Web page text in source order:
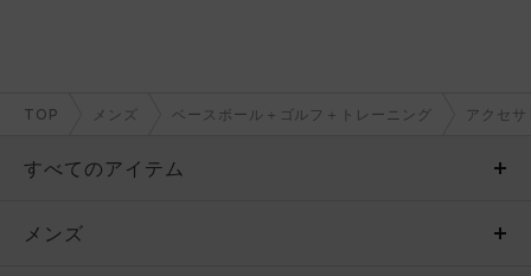
TOP メンズ ベースボール＋ゴルフ＋トレーニング アクセ
すべてのアイテム
メンズ
メンズ